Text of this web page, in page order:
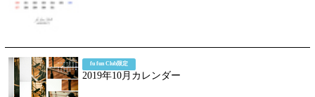
fu fun Club限定
2019年10月カレンダー